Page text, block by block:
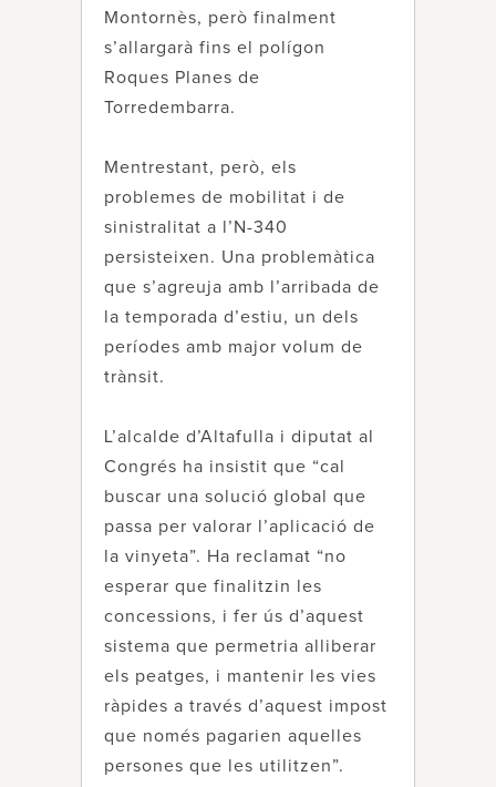
Montornès, però finalment
s’allargarà fins el polígon
Roques Planes de
Torredembarra.
Mentrestant, però, els
problemes de mobilitat i de
sinistralitat a l’N-340
persisteixen. Una problemàtica
que s’agreuja amb l’arribada de
la temporada d’estiu, un dels
períodes amb major volum de
trànsit.
L’alcalde d’Altafulla i diputat al
Congrés ha insistit que “cal
buscar una solució global que
passa per valorar l’aplicació de
la vinyeta”. Ha reclamat “no
esperar que finalitzin les
concessions, i fer ús d’aquest
sistema que permetria alliberar
els peatges, i mantenir les vies
ràpides a través d’aquest impost
que només pagarien aquelles
persones que les utilitzen”.